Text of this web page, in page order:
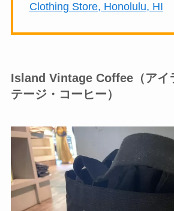
Clothing Store, Honolulu, HI
Island Vintage Coffee（アイ
テージ・コーヒー）